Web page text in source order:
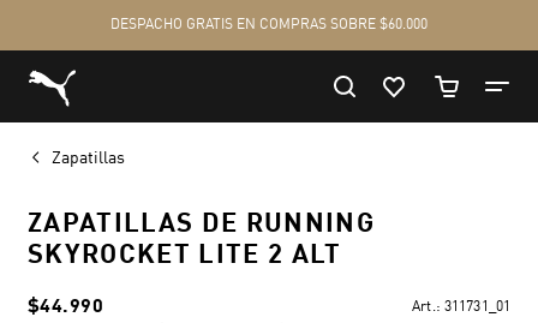
Zapatillas
ZAPATILLAS DE RUNNING
SKYROCKET LITE 2 ALT
$44.990 Art.: 311731_01